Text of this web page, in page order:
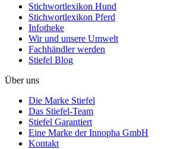
Stichwortlexikon Hund
Stichwortlexikon Pferd
Infotheke
Wir und unsere Umwelt
Fachhändler werden
Stiefel Blog
Über uns
Die Marke Stiefel
Das Stiefel-Team
Stiefel Garantiert
Eine Marke der Innopha GmbH
Kontakt